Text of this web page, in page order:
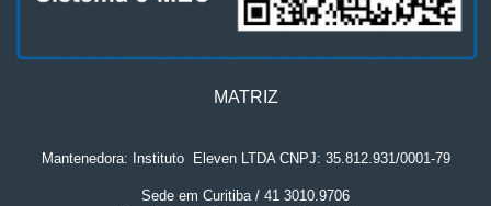
MATRIZ
Mantenedora: Instituto. Eleven LTDA CNPJ: 35.812.931/0001-79
Sede em Curitiba / 41 3010.9706